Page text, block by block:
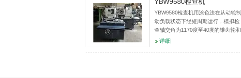
YBW9580检查机用涂色法在从动轮制
动负载状态下经短周期运行，模拟检
查轴交角为1170度至40度的锥齿轮和
准双曲面齿轮的接触精度、齿轮啮合
详细